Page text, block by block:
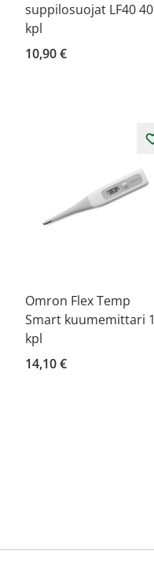
suppilosuojat LF40 40
kpl
10,90 €
Omron Flex Temp
Smart kuumemittari 1
kpl
14,10 €